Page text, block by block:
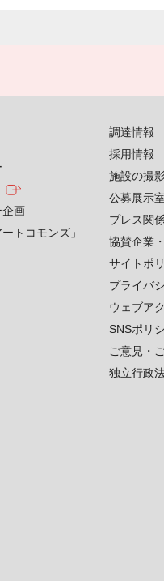
企画
トコモンズ」
調達情報
採用情報
施設の撮
公募展示
プレス関
協賛企業
サイトポ
プライバ
ウェブア
SNSポリ
ご意見・
独立行政